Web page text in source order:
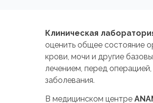
Клиническая
оценить общее состояние
крови, мочи и другие
лечением, перед
заболевания.
В медицинском центре